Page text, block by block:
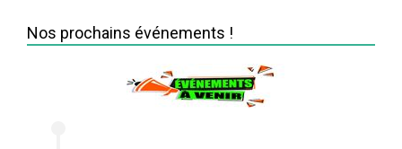
Nos prochains événements !